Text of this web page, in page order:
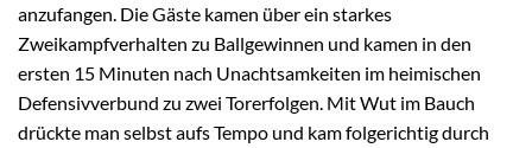
anzufangen. Die Gäste kamen über ein starkes
Zweikampfverhalten zu Ballgewinnen und kamen in den
ersten 15 Minuten nach Unachtsamkeiten im heimischen
Defensivverbund zu zwei Torerfolgen. Mit Wut im Bauch
drückte man selbst aufs Tempo und kam folgerichtig durch